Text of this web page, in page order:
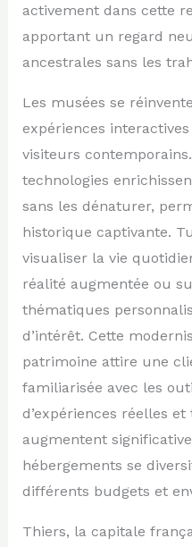
activement dans cette
apportant un regard
ancestrales sans les
Les musées se
expériences
visiteurs
technologies
sans les dénaturer,
historique captivante.
visualiser la vie
réalité augmentée ou
thématiques
d’intérêt. Cette
patrimoine attire une
familiarisée avec les
d’expériences réelles
augmentent
hébergements se
différents budgets et
Thiers, la capitale